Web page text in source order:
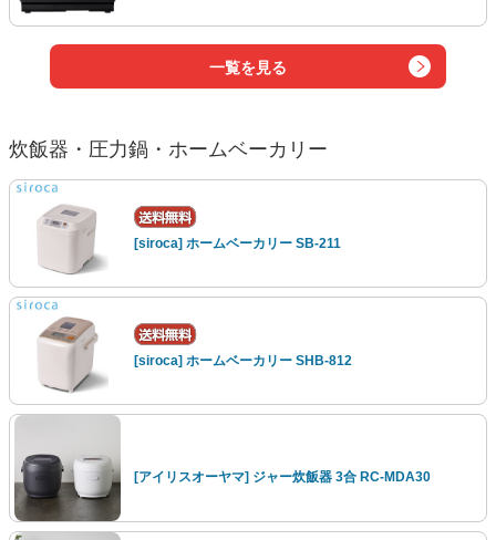
一覧を見る
炊飯器・圧力鍋・ホームベーカリー
[siroca] ホームベーカリー SB-211
[siroca] ホームベーカリー SHB-812
[アイリスオーヤマ] ジャー炊飯器 3合 RC-MDA30